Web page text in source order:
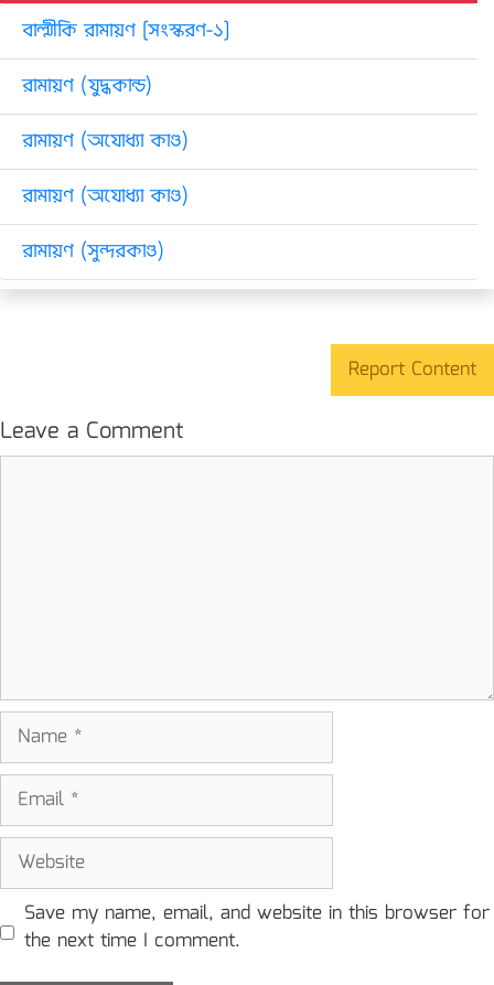
বাল্মীকি রামায়ণ [সংস্করণ-১]
রামায়ণ (যুদ্ধকান্ড)
রামায়ণ (অযোধ্যা কাণ্ড)
রামায়ণ (অযোধ্যা কাণ্ড)
রামায়ণ (সুন্দরকাণ্ড)
Report Content
Leave a Comment
Name
Email
Website
Save my name, email, and website in this browser for
the next time I comment.